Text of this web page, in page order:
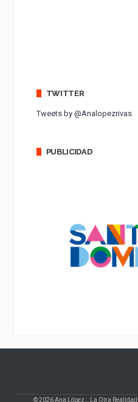
TWITTER
Tweets by @Analopezrivas
PUBLICIDAD
© 2026 Ana López… La Otra Realidad |